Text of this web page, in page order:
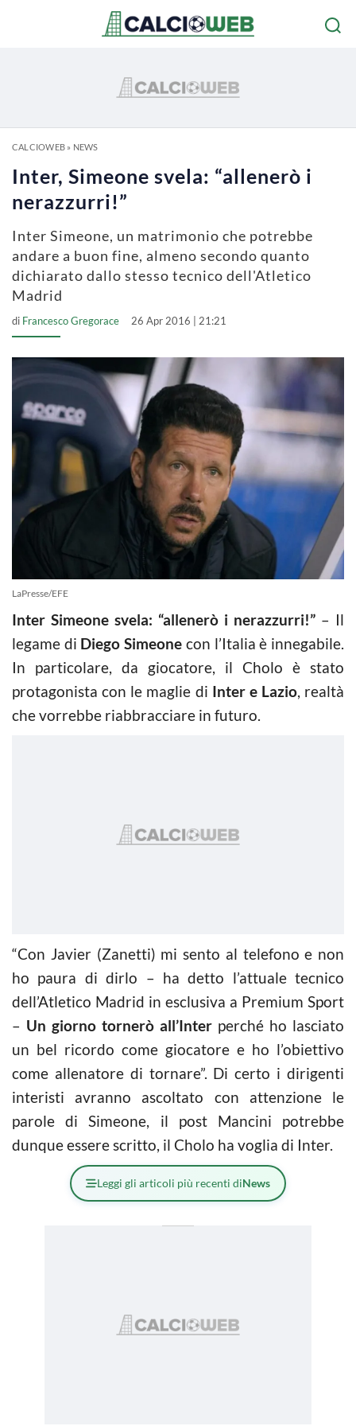
CALCIOWEB» NEWS
Inter, Simeone svela: “allenerò i
nerazzurri!”
Inter Simeone, un matrimonio che potrebbe
andare a buon fine, almeno secondo quanto
dichiarato dallo stesso tecnico dell'Atletico
Madrid
di Francesco Gregorace 26 Apr 2016 | 21:21
LaPresse/EFE
Inter Simeone svela: “allenerò i nerazzurri!” – Il
legame di Diego Simeone con l’Italia è innegabile.
In particolare, da giocatore, il Cholo è stato
protagonista con le maglie di Inter e Lazio, realtà
che vorrebbe riabbracciare in futuro.
“Con Javier (Zanetti) mi sento al telefono e non
ho paura di dirlo – ha detto l’attuale tecnico
dell’Atletico Madrid in esclusiva a Premium Sport
– Un giorno tornerò all’Inter perché ho lasciato
un bel ricordo come giocatore e ho l’obiettivo
come allenatore di tornare”. Di certo i dirigenti
interisti avranno ascoltato con attenzione le
parole di Simeone, il post Mancini potrebbe
dunque essere scritto, il Cholo ha voglia di Inter.
Leggi gli articoli più recenti diNews